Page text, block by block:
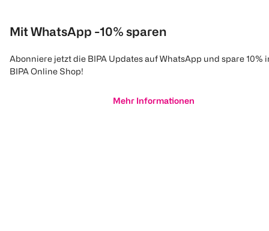
Mit WhatsApp -10% sparen
Abonniere jetzt die BIPA Updates auf WhatsApp und spare 10%
BIPA Online Shop!
Mehr Informationen